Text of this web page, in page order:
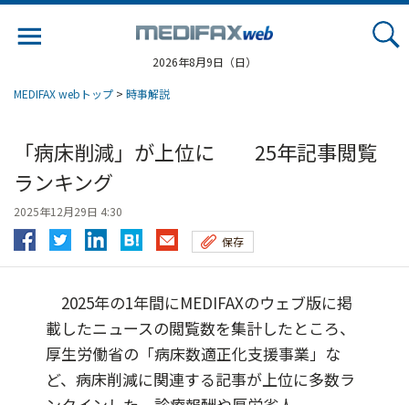
2026年8月9日（日）
MEDIFAX webトップ > 時事解説
「病床削減」が上位に 25年記事閲覧
ランキング
2025年12月29日 4:30
保存
2025年の1年間にMEDIFAXのウェブ版に掲
載したニュースの閲覧数を集計したところ、
厚生労働省の「病床数適正化支援事業」な
ど、病床削減に関連する記事が上位に多数ラ